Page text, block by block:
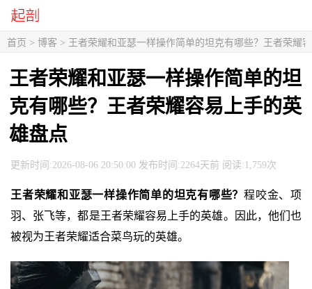
首页 > 博客 > 王者荣耀和亚瑟一样操作简单的坦克有哪些？王者荣耀
王者荣耀和亚瑟一样操作简单的坦
克有哪些？王者荣耀容易上手的英
雄盘点
更新时间:2026-08-06 20:50:00 发布时间:2264天前 阅读:1,759次
王者荣耀和亚瑟一样操作简单的坦克有哪些？ 程咬金、项
羽、张飞等，都是王者荣耀容易上手的英雄。因此，他们也
被视为王者荣耀适合菜鸟玩的英雄。